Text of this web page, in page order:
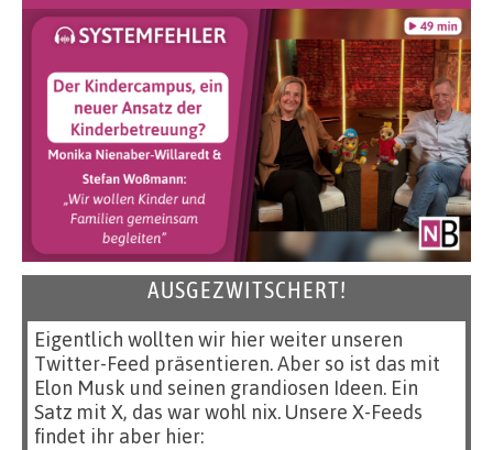
AUSGEZWITSCHERT!
Eigentlich wollten wir hier weiter unseren
Twitter-Feed präsentieren. Aber so ist das mit
Elon Musk und seinen grandiosen Ideen. Ein
Satz mit X, das war wohl nix. Unsere X-Feeds
findet ihr aber hier: